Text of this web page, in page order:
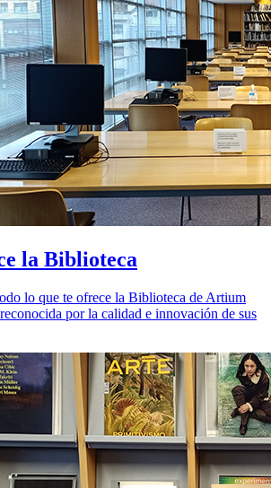
la Biblioteca
lo que te ofrece la Biblioteca de Artium
por la calidad e innovación de sus